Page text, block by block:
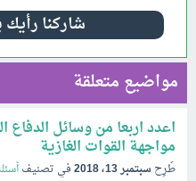
مواضيع متعلقة
اعدد اربعا من وسائل
مواجهة القوات الغازية
طُرِح سبتمبر 13، 2018 في تصنيف